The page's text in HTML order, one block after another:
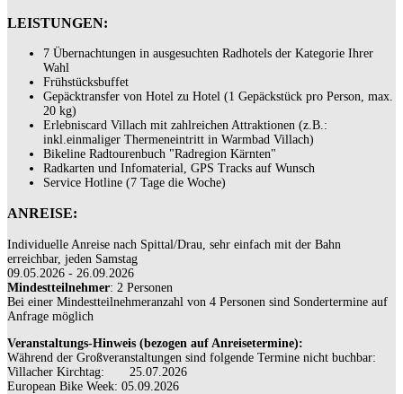
LEISTUNGEN:
7 Übernachtungen in ausgesuchten Radhotels der Kategorie Ihrer
Wahl
Frühstücksbuffet
Gepäcktransfer von Hotel zu Hotel (1 Gepäckstück pro Person, max.
20 kg)
Erlebniscard Villach mit zahlreichen Attraktionen (z.B.:
inkl.einmaliger Thermeneintritt in Warmbad Villach)
Bikeline Radtourenbuch "Radregion Kärnten"
Radkarten und Infomaterial, GPS Tracks auf Wunsch
Service Hotline (7 Tage die Woche)
ANREISE:
Individuelle Anreise nach Spittal/Drau, sehr einfach mit der Bahn
erreichbar, jeden Samstag
09.05.2026 - 26.09.2026
Mindestteilnehmer: 2 Personen
Bei einer Mindestteilnehmeranzahl von 4 Personen sind Sondertermine auf
Anfrage möglich
Veranstaltungs-Hinweis (bezogen auf Anreisetermine):
Während der Großveranstaltungen sind folgende Termine nicht buchbar:
Villacher Kirchtag: 25.07.2026
European Bike Week: 05.09.2026